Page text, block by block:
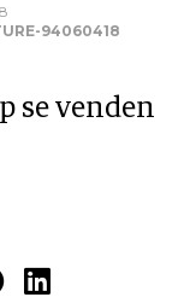
94060418
se venden